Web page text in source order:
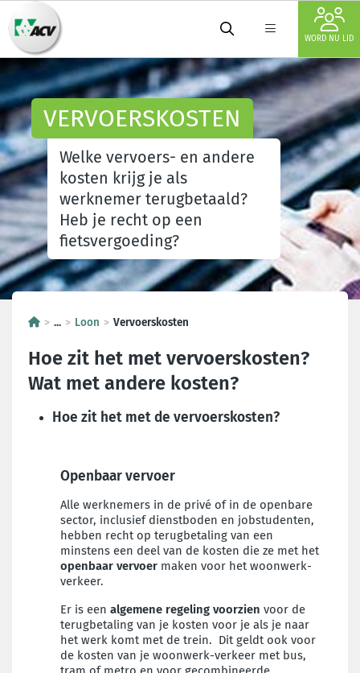
WORD NU LID
VERVOERSKOSTEN
Welke vervoers- en andere
kosten krijg je als
werknemer terugbetaald?
Heb je recht op een
fietsvergoeding?
... Loon Vervoerskosten
Hoe zit het met vervoerskosten?
Wat met andere kosten?
Hoe zit het met de vervoerskosten?
Openbaar vervoer
Alle werknemers in de privé of in de openbare
sector, inclusief dienstboden en jobstudenten,
hebben recht op terugbetaling van een
minstens een deel van de kosten die ze met het
openbaar vervoer maken voor het woonwerk-
verkeer.
Er is een algemene regeling voorzien voor de
terugbetaling van je kosten voor je als je naar
het werk komt met de trein. Dit geldt ook voor
de kosten van je woonwerk-verkeer met bus,